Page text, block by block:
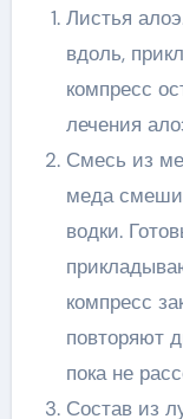
Листья
вдоль,
компресс
лечения
Смесь из
меда
водки.
компресс
повторяют
пока не
Состав из